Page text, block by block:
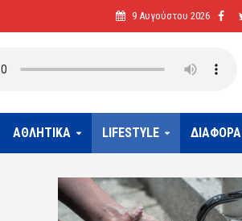
9 Αυγούστου 2026
ΑΘΛΗΤΙΚΑ LIFESTYLE ΔΙΑΦΟΡΑ